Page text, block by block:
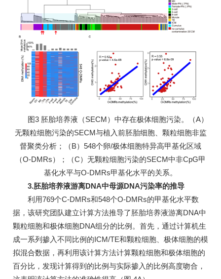
图3 胚胎培养液（SECM）中存在极体细胞污染。（A）
无颗粒细胞污染的SECM与植入前胚胎细胞、颗粒细胞非监
督聚类分析；（B）548个卵/极体细胞特异高甲基化区域
（O-DMRs）；（C）无颗粒细胞污染的SECM中非CpG甲
基化水平与O-DMRs甲基化水平的关系。
3.胚胎培养液游离DNA中母源DNA污染率的推导
利用769个C-DMRs和548个O-DMRs的甲基化水平数
据，该研究团队建立计算方法推导了胚胎培养液游离DNA中
颗粒细胞和极体细胞DNA组分的比例。首先，通过计算机生
成一系列掺入不同比例的ICM/TE和颗粒细胞、极体细胞的模
拟混合数据，再利用该计算方法计算颗粒细胞和极体细胞的
百分比，发现计算得到的比例与实际掺入的比例高度吻合，